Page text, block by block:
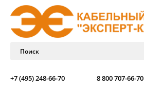
+7 (495) 248-66-70 8 800 707-66-70